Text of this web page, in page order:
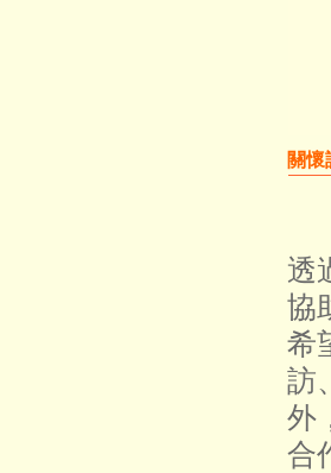
關懷
透
協
希
訪
外
合